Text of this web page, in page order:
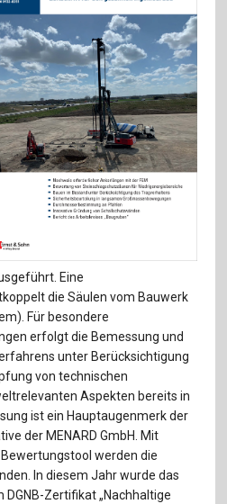
Sprache / Language: EN
Eine
die Säulen vom Bauwerk
Für besondere
erfolgt die Bemessung und
unter Berücksichtigung
von technischen
Aspekten bereits in
ist ein Hauptaugenmerk der
der MENARD GmbH. Mit
werden die
In diesem Jahr wurde das
Zertifikat „Nachhaltige